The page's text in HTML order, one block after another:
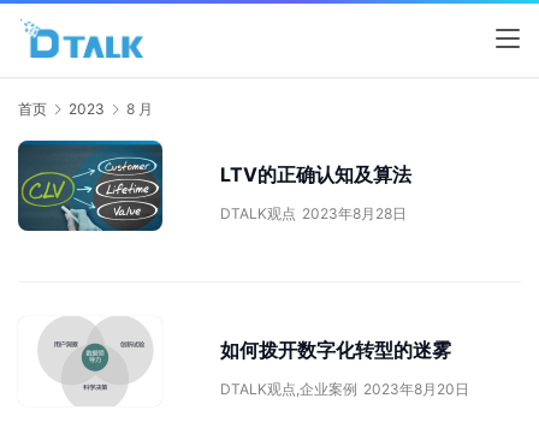
首页 2023 8 月
LTV的正确认知及算法
DTALK观点 2023年8月28日
如何拨开数字化转型的迷雾
DTALK观点,企业案例 2023年8月20日